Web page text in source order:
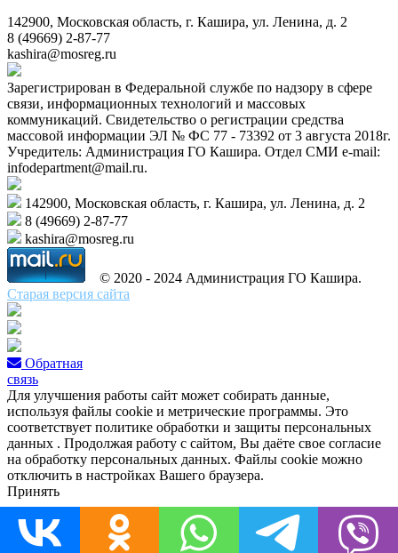
142900, Московская область, г. Кашира, ул. Ленина, д. 2
8 (49669) 2-87-77
kashira@mosreg.ru
Зарегистрирован в Федеральной службе по надзору в сфере
связи, информационных технологий и массовых
коммуникаций. Свидетельство о регистрации средства
массовой информации ЭЛ № ФС 77 - 73392 от 3 августа 2018г.
Учредитель: Администрация ГО Кашира. Отдел СМИ e-mail:
infodepartment@mail.ru.
142900, Московская область, г. Кашира, ул. Ленина, д. 2
8 (49669) 2-87-77
kashira@mosreg.ru
© 2020 - 2024 Администрация ГО Кашира.
Старая версия сайта
Обратная
связь
Для улучшения работы сайт может собирать данные,
используя файлы cookie и метрические программы. Это
соответствует политике обработки и защиты персональных
данных . Продолжая работу с сайтом, Вы даёте свое согласие
на обработку персональных данных. Файлы cookie можно
отключить в настройках Вашего браузера.
Принять